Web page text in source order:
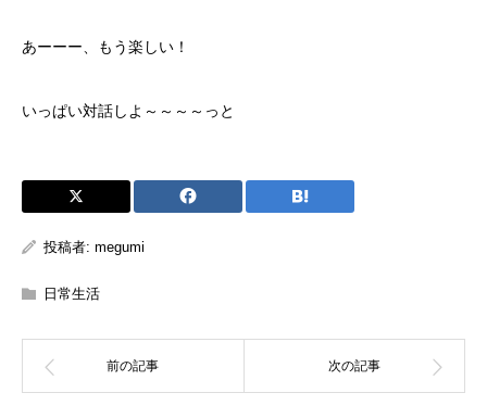
あーーー、もう楽しい！
いっぱい対話しよ～～～～っと
投稿者: megumi
日常生活